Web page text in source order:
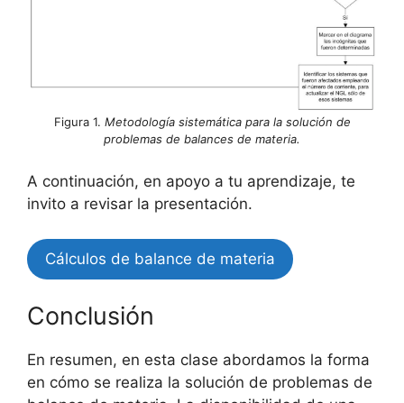
Figura 1. Metodología sistemática para la solución de
problemas de balances de materia.
A continuación, en apoyo a tu aprendizaje, te
invito a revisar la presentación.
Cálculos de balance de materia
Conclusión
En resumen, en esta clase abordamos la forma
en cómo se realiza la solución de problemas de